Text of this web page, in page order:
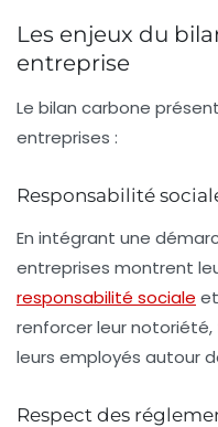
Les enjeux du
entreprise
Le bilan carbone
entreprises :
Responsabilité
En intégrant une
entreprises montrent
responsabilité sociale
renforcer leur
leurs employés autour
Respect des